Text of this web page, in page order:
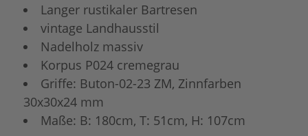
Langer rustikaler Bartresen
vintage Landhausstil
Nadelholz massiv
Korpus P024 cremegrau
Griffe: Buton-02-23 ZM, Zinnfarben
30x30x24 mm
Maße: B: 180cm, T: 51cm, H: 107cm